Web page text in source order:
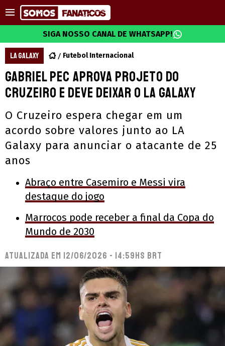
SIGA NOSSO CANAL DE WHATSAPP!
LA GALAXY Futebol Internacional
Gabriel Pec aprova projeto do
Cruzeiro e deve deixar o LA Galaxy
O Cruzeiro espera chegar em um
acordo sobre valores junto ao LA
Galaxy para anunciar o atacante de 25
anos
Abraço entre Casemiro e Messi vira
destaque do jogo
Marrocos pode receber a final da Copa do
Mundo de 2030
Atualizada em 12/06/2026 - 14:59hs BRT